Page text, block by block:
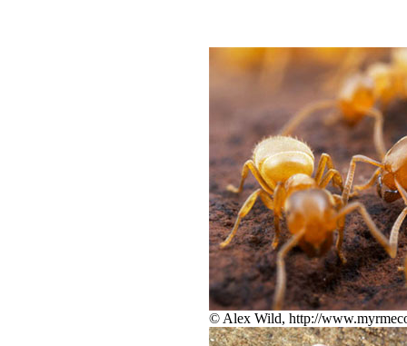
© Alex Wild, http://